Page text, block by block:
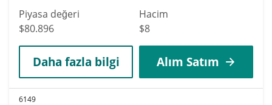
Piyasa değeri
$80.896
Hacim
$8
Daha fazla bilgi Alım Satım
6149